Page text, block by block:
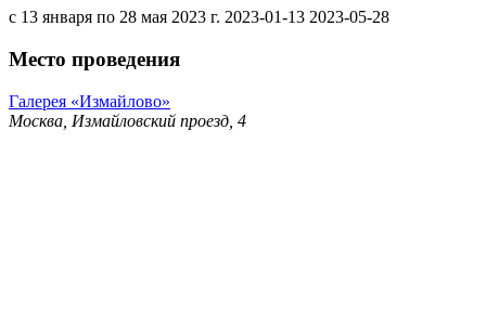
с 13 января по 28 мая 2023 г. 2023-01-13 2023-05-28
Место проведения
Галерея «Измайлово»
Москва, Измайловский проезд, 4